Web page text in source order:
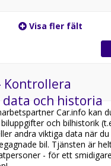
Visa fler fält
Kontrollera
data och historia
Car.info kan
och bilhistorik
andra viktiga data när
bil. Tjänsten är
- för ett